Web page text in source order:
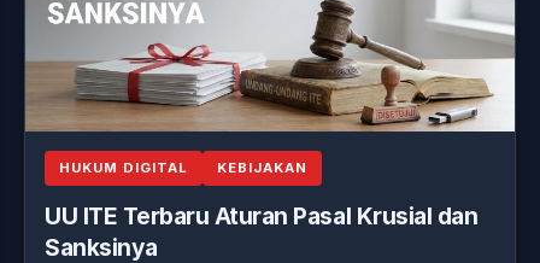
HUKUM DIGITAL KEBIJAKAN
UU ITE Terbaru Aturan Pasal Krusial dan
Sanksinya